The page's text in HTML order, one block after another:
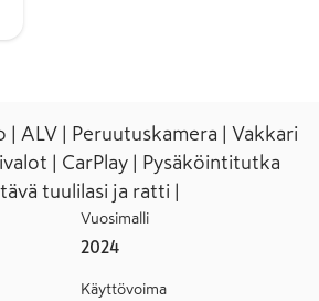
| ALV | Peruutuskamera | Vakkari
| CarPlay | Pysäköintitutka
tuulilasi ja ratti |
Vuosimalli
2024
Käyttövoima